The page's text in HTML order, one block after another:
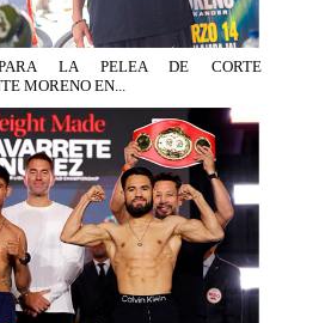
LA PELEA DE CORTE
MORENO EN...